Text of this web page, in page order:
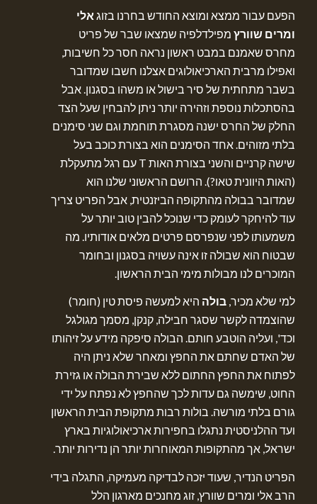
הפעם עבור ממצא ומוצא החודש בחרנו בזוג אלי
ומרים שוורץ מפילדלפיה שמצאו שבר של פריט
מחרס שאמנם במבט ראשון נראה חסר כל חשיבות,
ואפילו מרבית הארכיאולוגים אצלנו חשבו שמדובר
בשבר מתחתית של סיר בישול או משהו בסגנון. אבל
בהסתכלות נוספת וזהירה יותר ניתן להבחין שעל הצד
החלק של החרס ישנה מסגרת תוחמת וגם שני סימנים
בלתי מזוהים. אחד הסימנים הוא בצורת כוכב בעל
שישה קרניים והשני בצורת האות T עם רגל מתעקלת
(האות היוונית טאו?). הרושם הראשוני שלנו הוא
שמדובר בבולה מהתקופה הביזנטית, אבל הפריט צריך
עוד להיחקר לעומק כדי שנוכל להבין טוב יותר על
משמעותו לפני שנפרסם פרטים מלאים אודותיו. מה
שבטוח הוא שבולה זו אינה עשויה בסגנון ובחומר
המוכרים לנו מבולות מימי הבית הראשון.
למי שלא מכיר,בולה היא למעשה פיסת טין (חומר)
שהוצמדה לקשר שסגר חבילה, קנקן, מסמך מגולגל
וכד', ועליה הוטבע חותם. הבולה סיפקה מידע על זיהותו
של האדם שחתם את החפץ ומאחר שלא ניתן היה
לפתוח את החפץ החתום ללא שבירת הבולה או גזירת
החוט, שימשה גם עדות לכך שהחפץ לא נפתח על ידי
גורם בלתי מורשה. בולות רבות מתקופת הבית הראשון
ועד ההלניסטית נתגלו בחפירות ארכיאולוגיות בארץ
ישראל, אך מהתקופות המאוחרות יותר הן נדירות יותר.
הפריט הנדיר, שעוד יזכה לבדיקה מעמיקה, התגלה בידי
הרב אלי ומרים שוורץ, זוג מחנכים מארגון הלל